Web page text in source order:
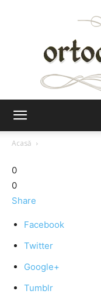
Acasă
0
0
Share
Facebook
Twitter
Google+
Tumblr